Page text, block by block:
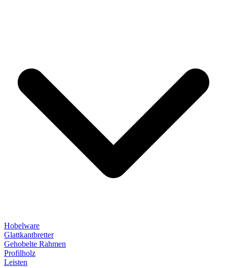
Hobelware
Glattkantbretter
Gehobelte Rahmen
Profilholz
Leisten